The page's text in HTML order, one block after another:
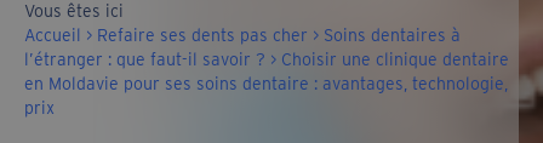
Vous êtes ici
Accueil > Refaire ses dents pas cher > Soins dentaires à
l’étranger : que faut-il savoir ? > Choisir une clinique dentaire
en Moldavie pour ses soins dentaire : avantages, technologie,
prix